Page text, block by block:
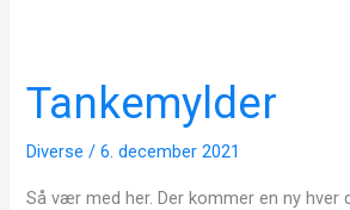
Tankemylder
Diverse /6. december 2021
Så vær med her. Der kommer en ny hver
Tankemylder